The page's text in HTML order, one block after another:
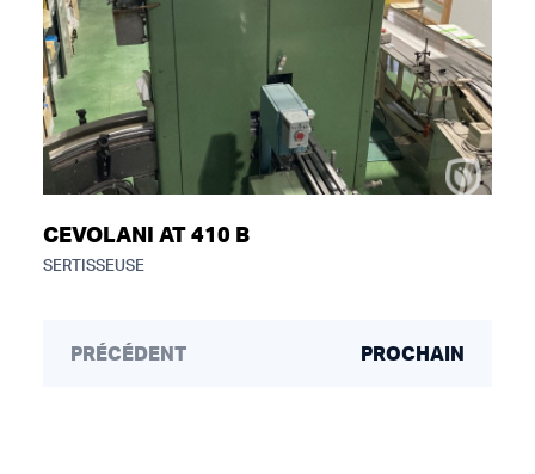
CEVOLANI AT 410 B
SERTISSEUSE
PRÉCÉDENT PROCHAIN